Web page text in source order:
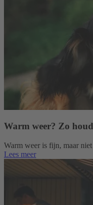
Warm weer? Zo
Warm weer is fijn, maar
Lees meer